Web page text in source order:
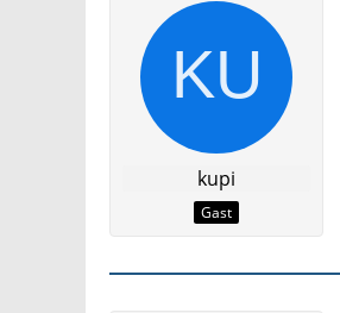
kupi
Gast